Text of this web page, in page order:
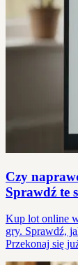
Czy
Sprawdź te
Kup lot online
gry. Sprawdź,
Przekonaj się